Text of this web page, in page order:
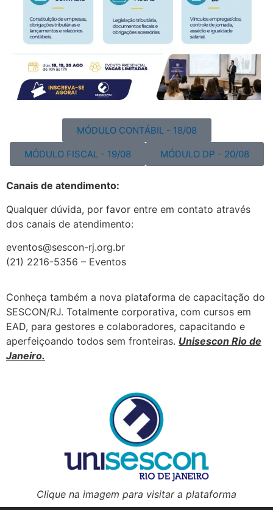
MÓDULO CONTÁBIL - 18/08
MÓDULO FISCAL - 19/08 MÓDULO DP - 20/08
Canais de atendimento:
Qualquer dúvida, por favor entre em contato através
dos canais de atendimento:
eventos@sescon-rj.org.br
(21) 2216-5356 – Eventos
Conheça também a nova plataforma de capacitação do
SESCON/RJ. Totalmente corporativa, com cursos em
EAD, para gestores e colaboradores, capacitando e
aperfeiçoando todos sem fronteiras. Unisescon Rio de
Janeiro.
Clique na imagem para visitar a plataforma